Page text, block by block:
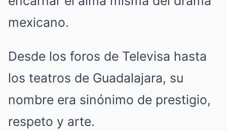
mexicano.
Desde los foros de Televisa hasta
los teatros de Guadalajara, su
nombre era sinónimo de prestigio,
respeto y arte.